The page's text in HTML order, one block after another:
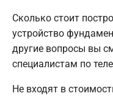
Сколько стоит
устройство
другие вопросы вы
специалистам по
Не входят в